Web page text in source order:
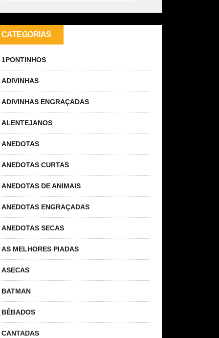
CATEGORIAS
1PONTINHOS
ADIVINHAS
ADIVINHAS ENGRAÇADAS
ALENTEJANOS
ANEDOTAS
ANEDOTAS CURTAS
ANEDOTAS DE ANIMAIS
ANEDOTAS ENGRAÇADAS
ANEDOTAS SECAS
AS MELHORES PIADAS
ASECAS
BATMAN
BÊBADOS
CANTADAS